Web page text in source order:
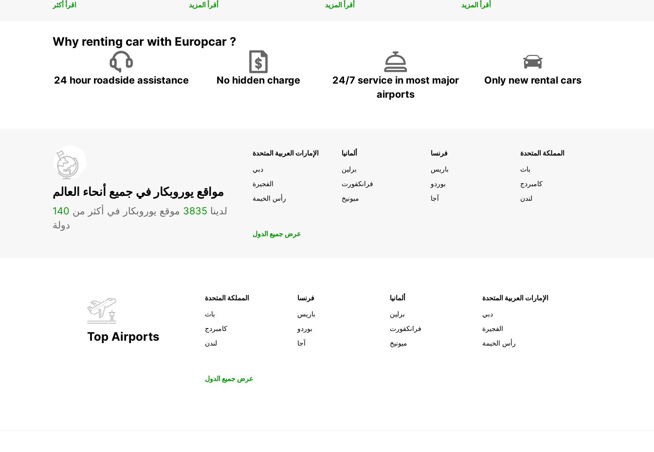
اقرأ أكثر أقرأ المزيد أقرأ المزيد أقرأ المزيد
Why renting car with Europcar ?
24 hour roadside assistance No hidden charge
24/7 service in most major
airports
Only new rental cars
مواقع يوروبكار في جميع أنحاء العالم
لدينا 3835 موقع يوروبكار في أكثر من 140
دولة
الإمارات العربية المتحدة
دبي
الفجيرة
رأس الخيمة
ألمانيا
برلين
فرانكفورت
ميونيخ
فرنسا
باريس
بوردو
آجا
المملكة المتحدة
باث
كامبردج
لندن
عرض جميع الدول
Top Airports
المملكة المتحدة
باث
كامبردج
لندن
فرنسا
باريس
بوردو
آجا
ألمانيا
برلين
فرانكفورت
ميونيخ
الإمارات العربية المتحدة
دبي
الفجيرة
رأس الخيمة
عرض جميع الدول